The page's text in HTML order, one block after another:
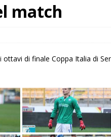
match
di finale Coppa Italia di